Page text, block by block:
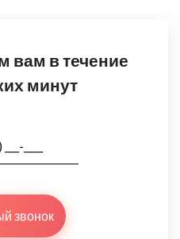
вам в течение
минут
звонок